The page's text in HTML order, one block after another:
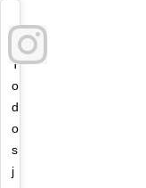
T
o
d
o
s
j